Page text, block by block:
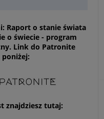
Raport o stanie świata
o świecie - program
Link do Patronite
poniżej:
znajdziesz tutaj: